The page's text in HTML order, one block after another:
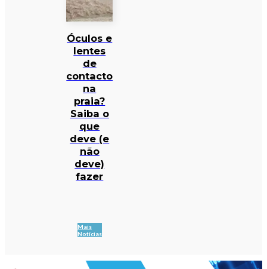
Óculos e
lentes
de
contacto
na
praia?
Saiba o
que
deve (e
não
deve)
fazer
Mais
Notícias